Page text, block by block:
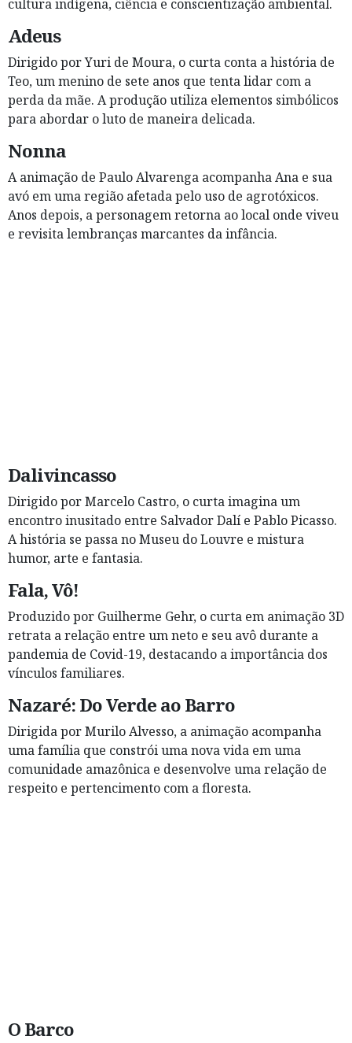
cultura indígena, ciência e conscientização ambiental.
Adeus
Dirigido por Yuri de Moura, o curta conta a história de
Teo, um menino de sete anos que tenta lidar com a
perda da mãe. A produção utiliza elementos simbólicos
para abordar o luto de maneira delicada.
Nonna
A animação de Paulo Alvarenga acompanha Ana e sua
avó em uma região afetada pelo uso de agrotóxicos.
Anos depois, a personagem retorna ao local onde viveu
e revisita lembranças marcantes da infância.
Dalivincasso
Dirigido por Marcelo Castro, o curta imagina um
encontro inusitado entre Salvador Dalí e Pablo Picasso.
A história se passa no Museu do Louvre e mistura
humor, arte e fantasia.
Fala, Vô!
Produzido por Guilherme Gehr, o curta em animação 3D
retrata a relação entre um neto e seu avô durante a
pandemia de Covid-19, destacando a importância dos
vínculos familiares.
Nazaré: Do Verde ao Barro
Dirigida por Murilo Alvesso, a animação acompanha
uma família que constrói uma nova vida em uma
comunidade amazônica e desenvolve uma relação de
respeito e pertencimento com a floresta.
O Barco